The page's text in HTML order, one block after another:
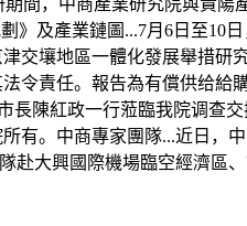
間，中商產業研究院與貴陽
及產業鏈圖...7月6日至10日
交壤地區一體化發展舉措研
令責任。報告為有償供给給
陳紅政一行蒞臨我院调查
有。中商專家團隊...近日，
赴大興國際機場臨空經濟區